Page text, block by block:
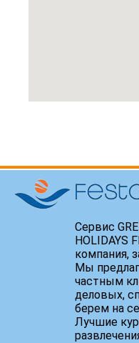
Сервис
HOLIDAYS
компания,
Мы
частным
деловых,
берем на
Лучшие